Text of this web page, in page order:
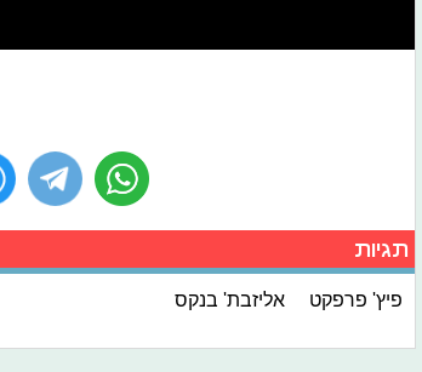
תגיות
פיץ' פרפקט אליזבת' בנקס